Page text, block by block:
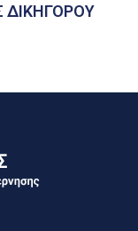
ΔΙΚΗΓΟΡΟΥ